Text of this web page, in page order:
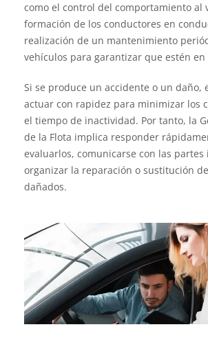
como el control del comportamiento al
formación de los conductores en
realización de un mantenimiento
vehículos para garantizar que estén en
Si se produce un accidente o un daño,
actuar con rapidez para minimizar los
el tiempo de inactividad. Por tanto, la
de la Flota implica responder
evaluarlos, comunicarse con las partes
organizar la reparación o sustitución
dañados.